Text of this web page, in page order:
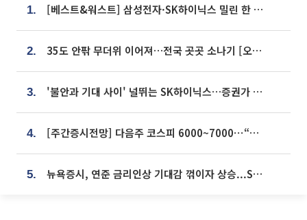
1. [베스트&워스트] 삼성전자·SK하이닉스 밀린 한 주…상상인증권은 85% 급등
2. 35도 안팎 무더위 이어져…전국 곳곳 소나기 [오늘 날씨]
3. '불안과 기대 사이' 널뛰는 SK하이닉스…증권가 "HBM4·LTA 기반 펀터멘털 견고"
4. [주간증시전망] 다음주 코스피 6000~7000⋯“外人 수급은 정책이 변수”
5. 뉴욕증시, 연준 금리인상 기대감 꺾이자 상승...S&P500 사상 최고치 [종합]